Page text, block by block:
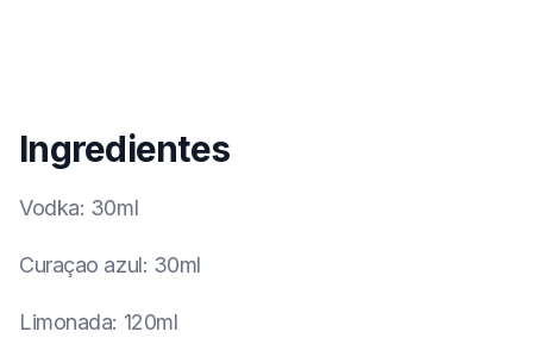
Ingredientes
Vodka: 30ml
Curaçao azul: 30ml
Limonada: 120ml